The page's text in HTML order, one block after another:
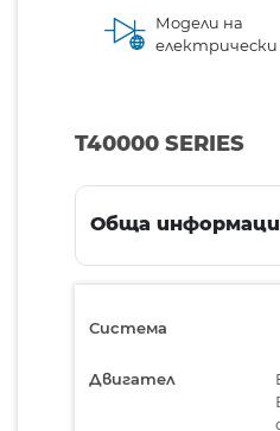
Модели на
електрически
T40000 SERIES
Обща
Система
Двигател